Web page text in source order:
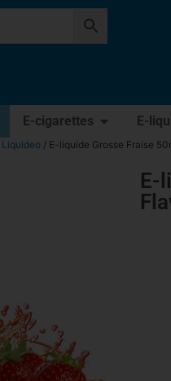
E-cigarettes E-
Liquideo / E-liquide Grosse Fraise
E-